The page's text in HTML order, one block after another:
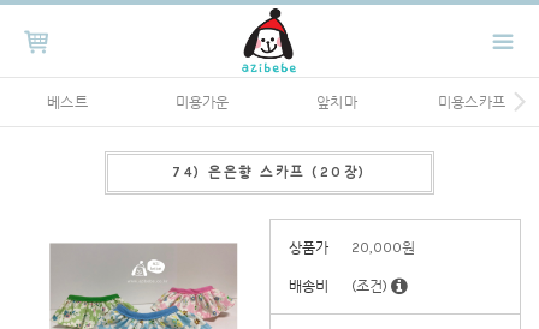
베스트 미용가운 앞치마 미용스카프
74) 은은향 스카프 (20장)
상품가 20,000원
배송비 (조건)